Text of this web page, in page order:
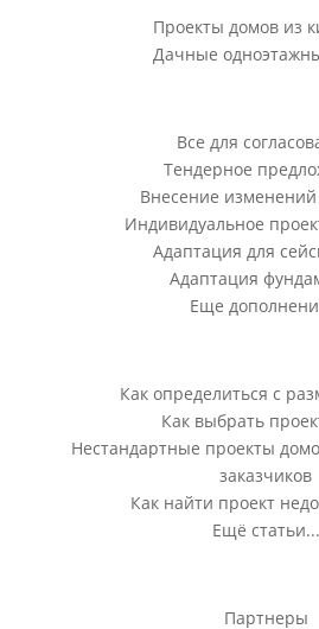
Проекты домов из
Дачные
Все для
Тендерное
Внесение изменений
Индивидуальное
Адаптация для
Адаптация
Еще
Как определиться с
Как выбрать
Нестандартные проекты
заказчиков
Как найти проект
Ещё статьи...
Партнеры